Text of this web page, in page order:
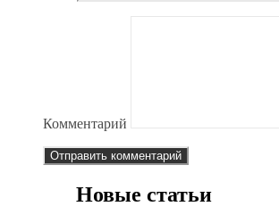
Комментарий
Новые статьи